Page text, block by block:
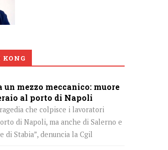
KONG
un mezzo meccanico: muore
al porto di Napoli
che colpisce i lavoratori
di Napoli, ma anche di Salerno e
di Stabia”, denuncia la Cgil